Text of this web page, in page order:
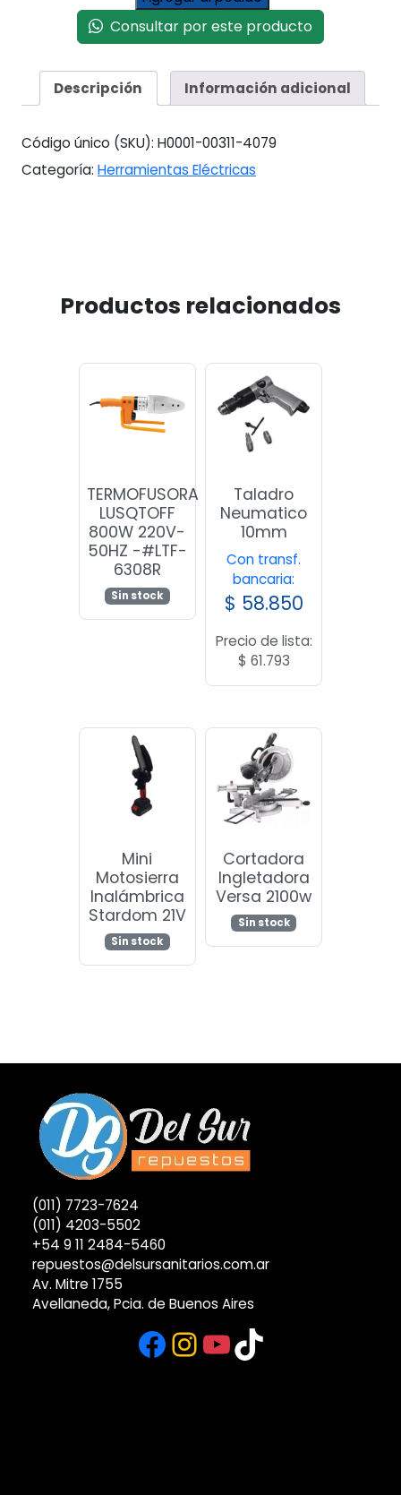
Orbital
Neumatica
cantidad
Consultar por este producto
Descripción Información adicional
Código único (SKU): H0001-00311-4079
Categoría: Herramientas Eléctricas
Productos relacionados
TERMOFUSORA
LUSQTOFF
800W 220V-
50HZ -#LTF-
6308R
Sin stock
Taladro
Neumatico
10mm
Con transf.
bancaria:
$ 58.850
Precio de lista:
$ 61.793
Mini
Motosierra
Inalámbrica
Stardom 21V
Sin stock
Cortadora
Ingletadora
Versa 2100w
Sin stock
(011) 7723-7624
(011) 4203-5502
+54 9 11 2484-5460
repuestos@delsursanitarios.com.ar
Av. Mitre 1755
Avellaneda, Pcia. de Buenos Aires
Facebook
Instagram
YouTube
TikTok